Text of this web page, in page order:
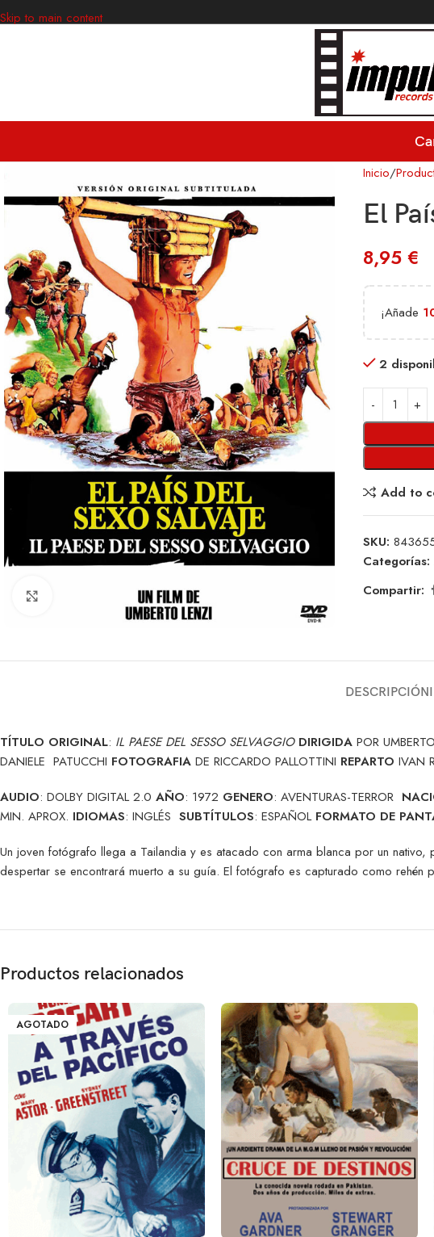
Skip to main content
Clic para ampliar
Inicio
El
8,95 €
¡Añade
2
Add to
SKU:
Categorías:
Compartir:
DESCRIPCIÓN
TÍTULO ORIGINAL: IL PAESE DEL SESSO SELVAGGIO DIRIGIDA POR
DANIELE PATUCCHI FOTOGRAFIA DE RICCARDO PALLOTTINI REPARTO IVAN
AUDIO: DOLBY DIGITAL 2.0 AÑO: 1972 GENERO: AVENTURAS-TERROR
MIN. APROX. IDIOMAS: INGLÉS SUBTÍTULOS: ESPAÑOL FORMATO DE
Un joven fotógrafo llega a Tailandia y es atacado con arma blanca por un
despertar se encontrará muerto a su guía. El fotógrafo es capturado como
Productos relacionados
AGOTADO